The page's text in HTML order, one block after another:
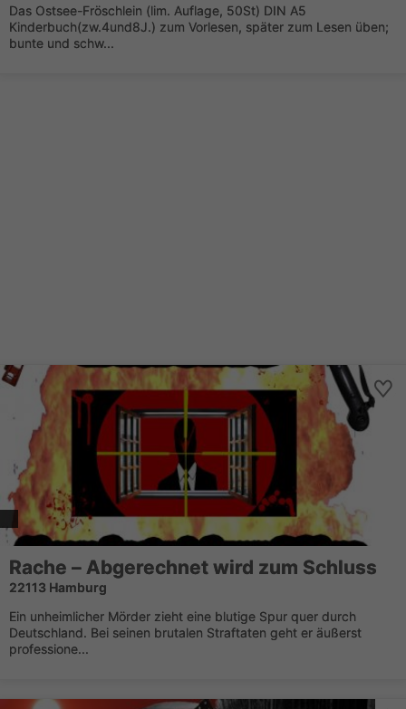
Das Ostsee-Fröschlein (lim. Auflage, 50St) DIN A5
Kinderbuch(zw.4und8J.) zum Vorlesen, später zum Lesen üben;
bunte und schw...
Rache – Abgerechnet wird zum Schluss
22113 Hamburg
Ein unheimlicher Mörder zieht eine blutige Spur quer durch
Deutschland. Bei seinen brutalen Straftaten geht er äußerst
professione...